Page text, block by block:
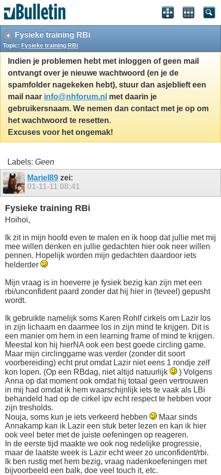
Fysieke training RBi
Topic: Fysieke training RBi
Indien je problemen hebt met inloggen of geen mail
ontvangt over je nieuwe wachtwoord (en je de
spamfolder nagekeken hebt), stuur dan asjeblieft een
mail naar info@nhforum.nl met daarin je
gebruikersnaam. We nemen dan contact met je op om
het wachtwoord te resetten.
Excuses voor het ongemak!
Labels: Geen
Mariel89 zei:
01-11-11 08:41
Fysieke training RBi
Hoihoi,
Ik zit in mijn hoofd even te malen en ik hoop dat jullie met mij
mee willen denken en jullie gedachten hier ook neer willen
pennen. Hopelijk worden mijn gedachten daardoor iets
helderder
Mijn vraag is in hoeverre je fysiek bezig kan zijn met een
rbi/unconfident paard zonder dat hij hier in (teveel) gepusht
wordt.
Ik gebruikte namelijk soms Karen Rohlf cirkels om Lazir los
in zijn lichaam en daarmee los in zijn mind te krijgen. Dit is
een manier om hem in een learning frame of mind te krijgen.
Meestal kon hij hierNA ook een best goede circling game.
Maar mijn circlinggame was verder (zonder dit soort
voorbereiding) echt prut omdat Lazir niet eens 1 rondje zelf
kon lopen. (Op een RBdag, niet altijd natuurlijk
) Volgens
Anna op dat moment ook omdat hij totaal geen vertrouwen
in mij had omdat ik hem waarschijnlijk iets te vaak als LBi
behandeld had op de cirkel ipv echt respect te hebben voor
zijn tresholds.
Nouja, soms kun je iets verkeerd hebben
Maar sinds
Annakamp kan ik Lazir een stuk beter lezen en kan ik hier
ook veel beter met de juiste oefeningen op reageren.
In de eerste tijd maakte we ook nog redelijke progressie,
maar de laatste week is Lazir echt weer zo unconfident/rbi.
Ik ben rustig met hem bezig, vraag nadenkoefeningen met
bijvoorbeeld een balk, doe veel touch it, etc.